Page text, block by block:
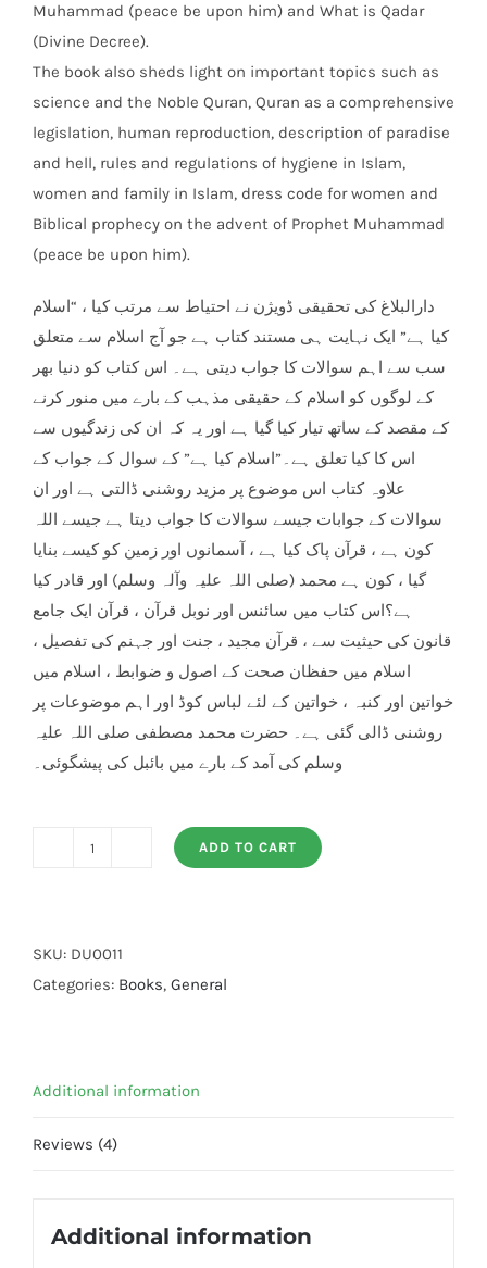
Muhammad (peace be upon him) and What is Qadar
(Divine Decree).
The book also sheds light on important topics such as
science and the Noble Quran, Quran as a comprehensive
legislation, human reproduction, description of paradise
and hell, rules and regulations of hygiene in Islam,
women and family in Islam, dress code for women and
Biblical prophecy on the advent of Prophet Muhammad
(peace be upon him).
دارالبلاغ کی تحقیقی ڈویژن نے احتیاط سے مرتب کیا ، “اسلام
کیا ہے” ایک نہایت ہی مستند کتاب ہے جو آج اسلام سے متعلق
سب سے اہم سوالات کا جواب دیتی ہے۔ اس کتاب کو دنیا بھر
کے لوگوں کو اسلام کے حقیقی مذہب کے بارے میں منور کرنے
کے مقصد کے ساتھ تیار کیا گیا ہے اور یہ کہ ان کی زندگیوں سے
اس کا کیا تعلق ہے۔”اسلام کیا ہے” کے سوال کے جواب کے
علاوہ کتاب اس موضوع پر مزید روشنی ڈالتی ہے اور ان
سوالات کے جوابات جیسے سوالات کا جواب دیتا ہے جیسے اللہ
کون ہے ، قرآن پاک کیا ہے ، آسمانوں اور زمین کو کیسے بنایا
گیا ، کون ہے محمد (صلی اللہ علیہ وآلہ وسلم) اور قادر کیا
ہے؟اس کتاب میں سائنس اور نوبل قرآن ، قرآن ایک جامع
قانون کی حیثیت سے ، قرآن مجید ، جنت اور جہنم کی تفصیل ،
اسلام میں حفظان صحت کے اصول و ضوابط ، اسلام میں
خواتین اور کنبہ ، خواتین کے لئے لباس کوڈ اور اہم موضوعات پر
روشنی ڈالی گئی ہے۔ حضرت محمد مصطفی صلی اللہ علیہ
وسلم کی آمد کے بارے میں بائبل کی پیشگوئی۔
quantity
ADD TO CART
SKU: DU0011
Categories: Books, General
Additional information
Reviews (4)
Additional information